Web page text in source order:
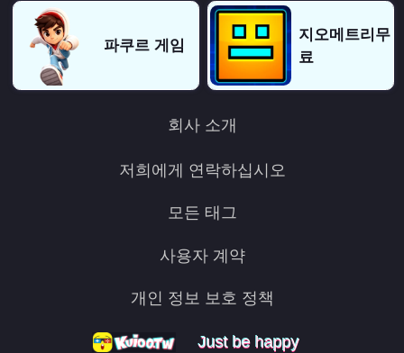
파쿠르 게임
지오메트리무
료
회사 소개
저희에게 연락하십시오
모든 태그
사용자 계약
개인 정보 보호 정책
Just be happy
Just be happy
Just be happy